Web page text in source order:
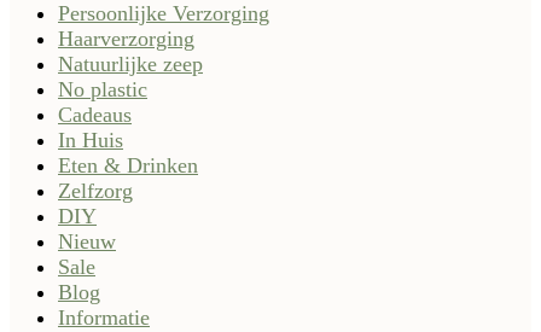
Persoonlijke Verzorging
Haarverzorging
Natuurlijke zeep
No plastic
Cadeaus
In Huis
Eten & Drinken
Zelfzorg
DIY
Nieuw
Sale
Blog
Informatie